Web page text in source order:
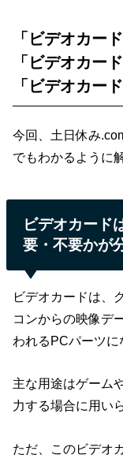
「ビデオカー
「ビデオカー
「ビデオカー
今回、土日休み
でもわかるように
ビデオカード
要・不要かが
ビデオカードは、
コンからの映像デ
われるPCパーツに
主な用途はゲーム
力する場合に用い
ただ、このビデオ